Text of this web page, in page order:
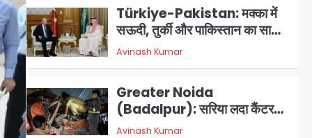
3
Türkiye-Pakistan: मक्का में
सऊदी, तुर्की और पाकिस्तान का साझा
रक्षा समझौता, जानें इसके मायने
Avinash Kumar
4
Greater Noida
(Badalpur): सरिया लदा कैंटर
अनियंत्रित होकर घुसा किराना दुकान
Avinash Kumar